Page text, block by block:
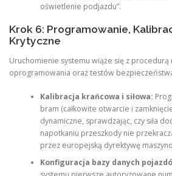
oświetlenie podjazdu”.
Krok 6: Programowanie,
Krytyczne
Uruchomienie systemu wiąże się z procedurą
oprogramowania oraz testów
Kalibracja krańcowa i siłowa:
bram (całkowite otwarcie i
dynamiczne, sprawdzając, czy siła
napotkaniu przeszkody nie
przez europejską dyrektywę
Konfiguracja bazy danych